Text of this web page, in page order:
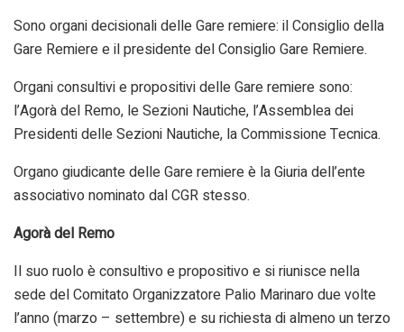
Sono organi decisionali delle Gare remiere: il Consiglio della
Gare Remiere e il presidente del Consiglio Gare Remiere.
Organi consultivi e propositivi delle Gare remiere sono:
l’Agorà del Remo, le Sezioni Nautiche, l’Assemblea dei
Presidenti delle Sezioni Nautiche, la Commissione Tecnica.
Organo giudicante delle Gare remiere è la Giuria dell’ente
associativo nominato dal CGR stesso.
Agorà del Remo
Il suo ruolo è consultivo e propositivo e si riunisce nella
sede del Comitato Organizzatore Palio Marinaro due volte
l’anno (marzo – settembre) e su richiesta di almeno un terzo